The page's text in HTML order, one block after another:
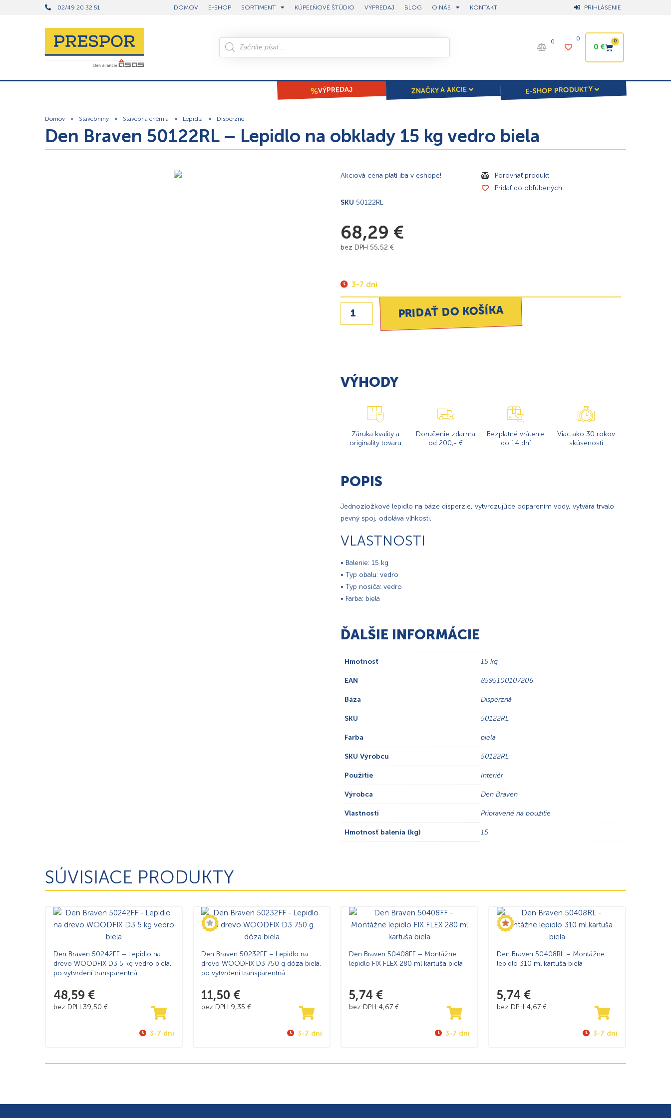
02/49 20 32 51 DOMOV E-SHOP SORTIMENT KÚPEĽŇOVÉ ŠTÚDIO VÝPREDAJ BLOG O NÁS KONTAKT PRIHLÁSENIE
0 0
0€
0
VÝPREDAJ ZNAČKY A AKCIE E-SHOP PRODUKTY
Domov » Stavebniny » Stavebná chémia » Lepidlá » Disperzné
Den Braven 50122RL – Lepidlo na obklady 15 kg vedro biela
Akciová cena platí iba v eshope!
SKU 50122RL
Porovnať produkt
Pridať do obľúbených
68,29 €
bez DPH 55,52 €
3-7 dní
PRIDAŤ DO KOŠÍKA
VÝHODY
Záruka kvality a
originality tovaru
Doručenie zdarma
od 200,- €
Bezplatné vrátenie
do 14 dní
Viac ako 30 rokov
skúseností
POPIS
Jednozložkové lepidlo na báze disperzie, vytvrdzujúce odparením vody, vytvára trvalo
pevný spoj, odoláva vlhkosti.
VLASTNOSTI
• Balenie: 15 kg
• Typ obalu: vedro
• Typ nosiča: vedro
• Farba: biela
ĎALŠIE INFORMÁCIE
Hmotnosť 15 kg
EAN 8595100107206
Báza Disperzná
SKU 50122RL
Farba biela
SKU Výrobcu 50122RL
Použitie Interiér
Výrobca Den Braven
Vlastnosti Pripravené na použitie
Hmotnosť balenia (kg) 15
SÚVISIACE PRODUKTY
Den Braven 50242FF – Lepidlo na
drevo WOODFIX D3 5 kg vedro biela,
po vytvrdení transparentná
48,59 €
bez DPH 39,50 €
3-7 dní
Den Braven 50232FF – Lepidlo na
drevo WOODFIX D3 750 g dóza biela,
po vytvrdení transparentná
11,50 €
bez DPH 9,35 €
3-7 dní
Den Braven 50408FF – Montážne
lepidlo FIX FLEX 280 ml kartuša biela
5,74 €
bez DPH 4,67 €
3-7 dní
Den Braven 50408RL – Montážne
lepidlo 310 ml kartuša biela
5,74 €
bez DPH 4,67 €
3-7 dní